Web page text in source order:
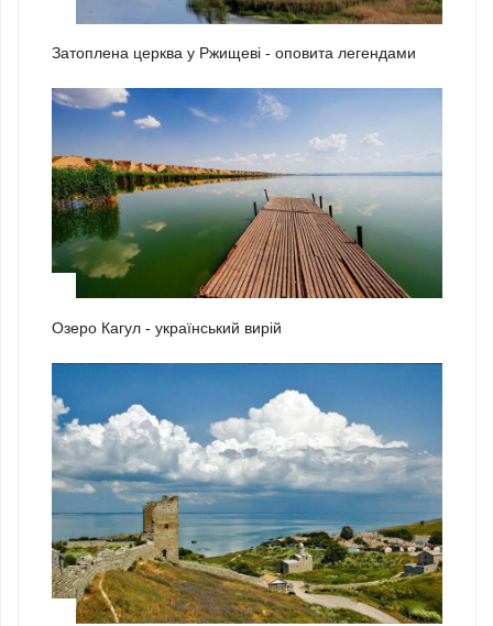
Затоплена церква у Ржищеві - оповита легендами
Озеро Кагул - український вирій